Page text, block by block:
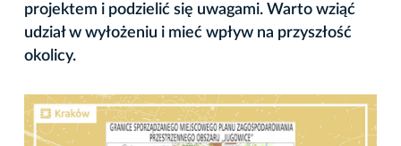
projektem i podzielić się uwagami. Warto wziąć
udział w wyłożeniu i mieć wpływ na przyszłość
okolicy.